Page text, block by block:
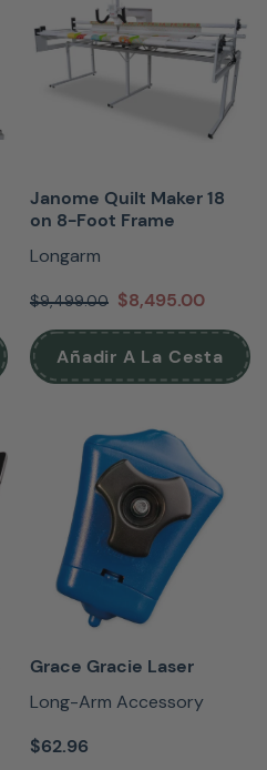
Janome Quilt Maker 18
on 8-Foot Frame
Longarm
$9,499.00 $8,495.00
Añadir A La Cesta
Grace Gracie Laser
Long-Arm Accessory
$62.96